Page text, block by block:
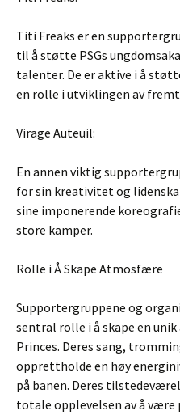
Titi Freaks er en
til å støtte PSGs
talenter. De er aktive i å
en rolle i utviklingen av
Virage Auteuil:
En annen viktig
for sin kreativitet og
sine imponerende
store kamper.
Rolle i Å Skape Atmosfære
Supportergruppene og
sentral rolle i å skape en
Princes. Deres sang,
opprettholde en høy
på banen. Deres
totale opplevelsen av å være